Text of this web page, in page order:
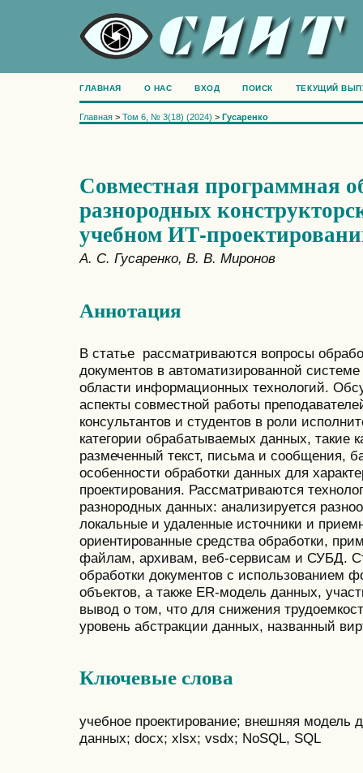
ГЛАВНАЯ О НАС ВХОД ПОИСК ТЕКУЩИЙ
Главная > Том 6, № 3(18) (2024) > Гусаренко
Совместная программная
разнородных
учебном ИТ-
А. С. Гусаренко, В. В. Миронов
Аннотация
В статье рассматриваются вопросы
документов в автоматизированной
области информационных технологий.
аспекты совместной работы
консультантов и студентов в роли
категории обрабатываемых данных, такие
размеченный текст, письма и сообщения,
особенности обработки данных для
проектирования. Рассматриваются
разнородных данных: анализируется
локальные и удаленные источники и
ориентированные средства обработки,
файлам, архивам, веб-сервисам и СУБД.
обработки документов с использованием
объектов, а также ER‑модель данных,
вывод о том, что для снижения
уровень абстракции данных, названный
Ключевые слова
учебное проектирование; внешняя модель
данных; docx; xlsx; vsdx; NoSQL, SQL